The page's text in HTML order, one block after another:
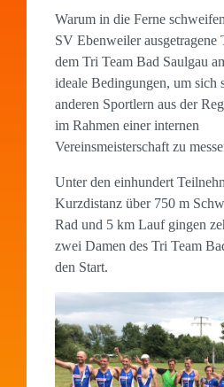
Warum in die Ferne
SV Ebenweiler ausgetragene
dem Tri Team Bad Saulgau
ideale Bedingungen, um sich
anderen Sportlern aus der
im Rahmen einer internen
Vereinsmeisterschaft zu
Unter den einhundert
Kurzdistanz über 750 m
Rad und 5 km Lauf gingen
zwei Damen des Tri Team
den Start.